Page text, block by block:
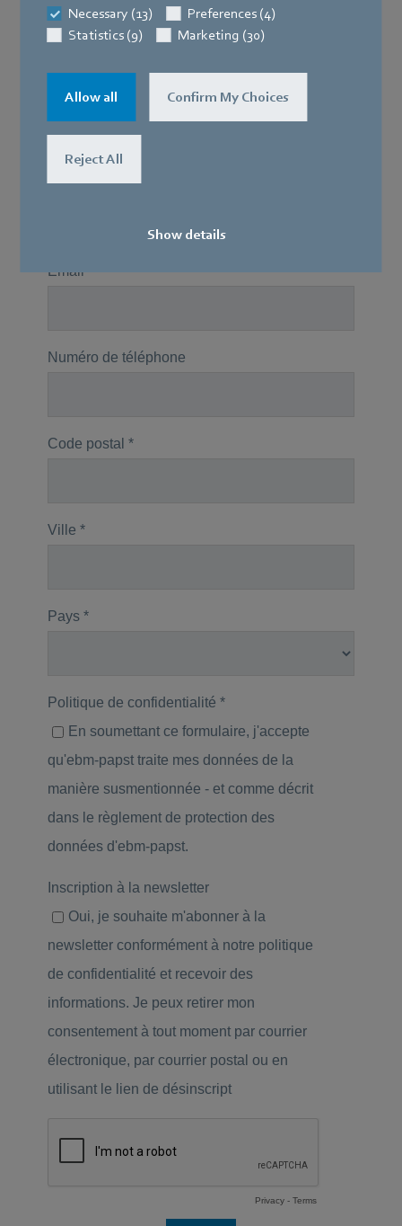
Necessary (13)
Preferences (4)
Statistics (9)
Marketing (30)
Allow all Confirm My Choices
Reject All
Show details